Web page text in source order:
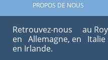
PROPOS DE NOUS
Retrouvez-nous au
en Allemagne, en Italie
en Irlande.